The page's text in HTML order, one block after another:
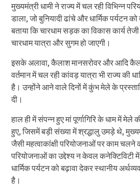
मुख्यमंत्री धामी ने राज्य में चल रही विभिन्न
डाला, जो बुनियादी ढांचे और धार्मिक पर्यटन को
बताया कि चारधाम सड़क का विकास कार्य
चारधाम यात्रा और सुगम हो जाएगी।
इसके अलावा, कैलाश मानसरोवर और आदि
वर्तमान में चल रही कांवड़ यात्रा भी राज्य की
है। उन्होंने आने वाले दिनों में कुंभ मेले के
दी।
हाल ही में संपन्न हुए मां पूर्णागिरि के धाम में
हुए, जिसमें बड़ी संख्या में श्रद्धालु उमड़े थे,
जैसी महत्वाकांक्षी परियोजनाओं पर काम चलने
परियोजनाओं का उद्देश्य न केवल कनेक्टिविटी
धार्मिक पर्यटन को बढ़ावा देकर स्थानीय
है।